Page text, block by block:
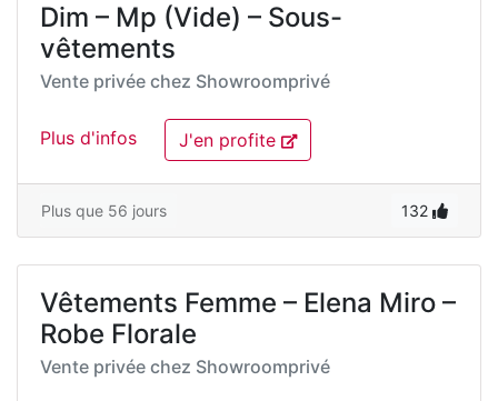
Dim – Mp (Vide) – Sous-
vêtements
Vente privée chez Showroomprivé
Plus d'infos J'en profite
Plus que 56 jours 132
Vêtements Femme – Elena Miro –
Robe Florale
Vente privée chez Showroomprivé